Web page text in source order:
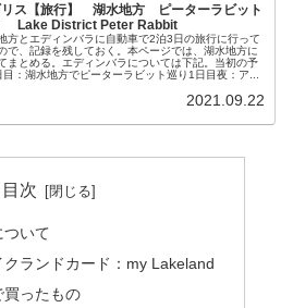
リス【旅行】 湖水地方 ピーターラビット
Lake District Peter Rabbit
方とエディンバラに自動車で2泊3日の旅行に行って
で、記録を残しておく。本ページでは、湖水地方に
まとめる。エディンバラについては下記。当初の予
目：湖水地方でピーターラビット巡り1日目夜：ア...
2021.09.22
目次
ついて
ランドカード：my Lakeland
買ったもの